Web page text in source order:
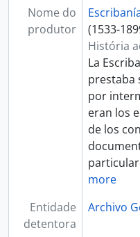
[Série]
[Série]
[Série]
[Série]
[Série]
[Série]
[Sección]
[Sección]
[Sección]
[Arquivo]
[Agrupación
Nome do
produtor
(1533-
História
La
prestaba
por
eran los
de los
more
Entidade
detentora
Archivo